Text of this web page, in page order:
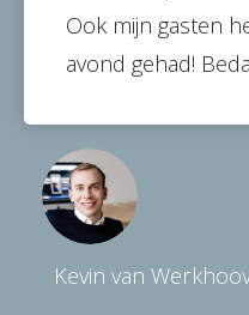
Ook mijn gasten
avond gehad!
Kevin van